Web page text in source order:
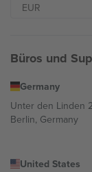
Büros und
Germany
Unter den Linden
Berlin, Germany
United States